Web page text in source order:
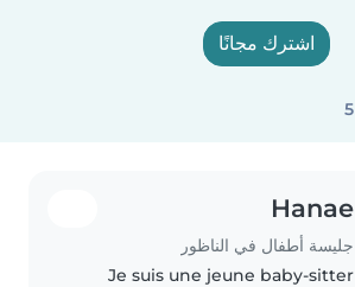
اشترك مجانًا
Hanae
جليسة أطفال في الناظور
Je suis une jeune baby-sitter